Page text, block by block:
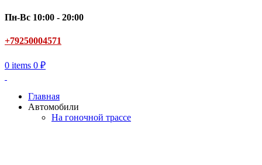
Пн-Вс 10:00 - 20:00
+79250004571
0 items 0 ₽
Главная
Автомобили
На гоночной трассе